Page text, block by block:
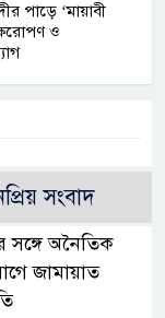
পাড়ে ‘মায়াবী
ও
সংবাদ
সঙ্গে অনৈতিক
জামায়াত